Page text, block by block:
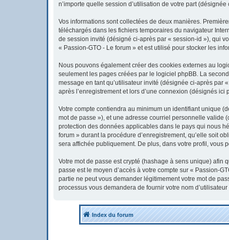
n’importe quelle session d’utilisation de votre part
Vos informations sont collectées de deux manières.
téléchargés dans les fichiers temporaires du navigateur
de session invité (désigné ci-après par « session-id »), qui
« Passion-GTO - Le forum » et est utilisé pour stocker les
Nous pouvons également créer des cookies externes au
seulement les pages créées par le logiciel phpBB. La
message en tant qu’utilisateur invité (désignée ci-après par
après l’enregistrement et lors d’une connexion (désignés ici
Votre compte contiendra au minimum un identifiant unique
mot de passe »), et une adresse courriel personnelle valide
protection des données applicables dans le pays qui nous
forum » durant la procédure d’enregistrement, qu’elle soit
sera affichée publiquement. De plus, dans votre profil, vous
Votre mot de passe est crypté (hashage à sens unique) afin
passe est le moyen d’accès à votre compte sur « Passion-
partie ne peut vous demander légitimement votre mot de
processus vous demandera de fournir votre nom
Index du forum